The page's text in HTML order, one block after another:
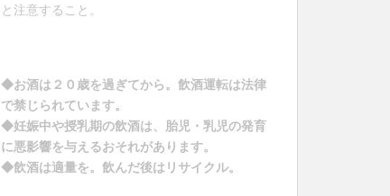
と注意すること。
◆お酒は２０歳を過ぎてから。飲酒運転は法律
で禁じられています。
◆妊娠中や授乳期の飲酒は、胎児・乳児の発育
に悪影響を与えるおそれがあります。
◆飲酒は適量を。飲んだ後はリサイクル。